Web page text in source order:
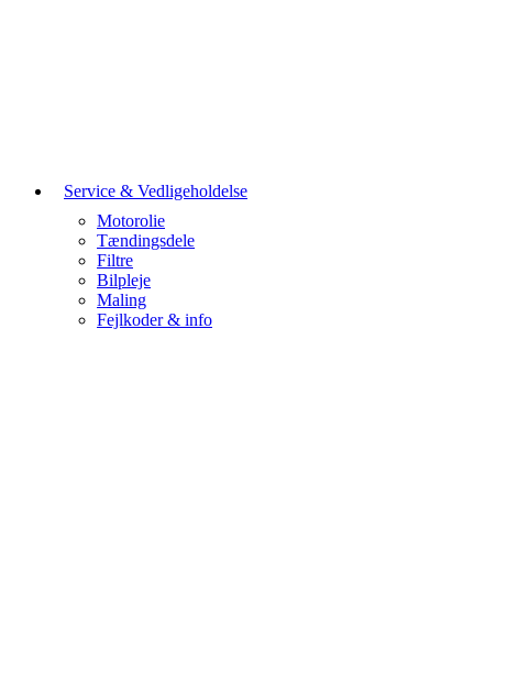
Service & Vedligeholdelse
Motorolie
Tændingsdele
Filtre
Bilpleje
Maling
Fejlkoder & info